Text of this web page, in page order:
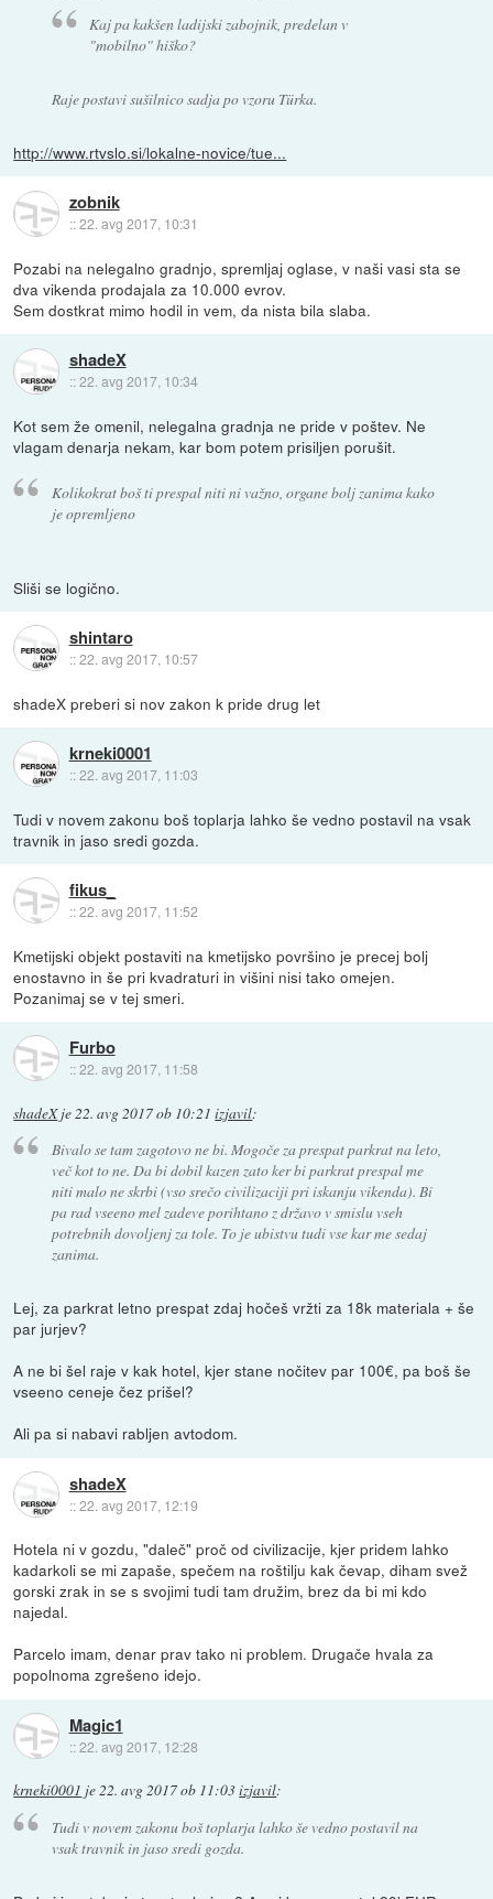
Kaj pa kakšen ladijski zabojnik, predelan v
"mobilno" hiško?
Raje postavi sušilnico sadja po vzoru Türka.
http://www.rtvslo.si/lokalne-novice/tue...
zobnik
::22. avg 2017, 10:31
Pozabi na nelegalno gradnjo, spremljaj oglase, v naši vasi sta se
dva vikenda prodajala za 10.000 evrov.
Sem dostkrat mimo hodil in vem, da nista bila slaba.
shadeX
::22. avg 2017, 10:34
Kot sem že omenil, nelegalna gradnja ne pride v poštev. Ne
vlagam denarja nekam, kar bom potem prisiljen porušit.
Kolikokrat boš ti prespal niti ni važno, organe bolj zanima kako
je opremljeno
Sliši se logično.
shintaro
::22. avg 2017, 10:57
shadeX preberi si nov zakon k pride drug let
krneki0001
::22. avg 2017, 11:03
Tudi v novem zakonu boš toplarja lahko še vedno postavil na vsak
travnik in jaso sredi gozda.
fikus_
::22. avg 2017, 11:52
Kmetijski objekt postaviti na kmetijsko površino je precej bolj
enostavno in še pri kvadraturi in višini nisi tako omejen.
Pozanimaj se v tej smeri.
Furbo
::22. avg 2017, 11:58
shadeXje22. avg 2017 ob 10:21 izjavil:
Bivalo se tam zagotovo ne bi. Mogoče za prespat parkrat na leto,
več kot to ne. Da bi dobil kazen zato ker bi parkrat prespal me
niti malo ne skrbi (vso srečo civilizaciji pri iskanju vikenda). Bi
pa rad vseeno mel zadeve porihtano z državo v smislu vseh
potrebnih dovoljenj za tole. To je ubistvu tudi vse kar me sedaj
zanima.
Lej, za parkrat letno prespat zdaj hočeš vržti za 18k materiala + še
par jurjev?
A ne bi šel raje v kak hotel, kjer stane nočitev par 100€, pa boš še
vseeno ceneje čez prišel?
Ali pa si nabavi rabljen avtodom.
shadeX
::22. avg 2017, 12:19
Hotela ni v gozdu, "daleč" proč od civilizacije, kjer pridem lahko
kadarkoli se mi zapaše, spečem na roštilju kak čevap, diham svež
gorski zrak in se s svojimi tudi tam družim, brez da bi mi kdo
najedal.
Parcelo imam, denar prav tako ni problem. Drugače hvala za
popolnoma zgrešeno idejo.
Magic1
::22. avg 2017, 12:28
krneki0001 je22. avg 2017 ob 11:03izjavil:
Tudi v novem zakonu boš toplarja lahko še vedno postavil na
vsak travnik in jaso sredi gozda.